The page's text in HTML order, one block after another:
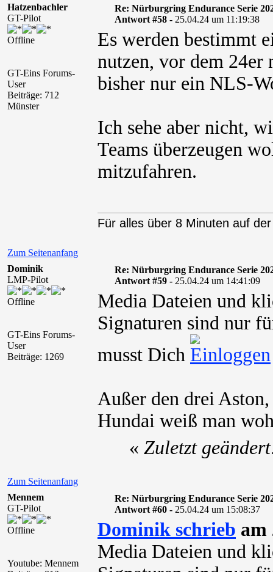
Hatzenbachler
GT-Pilot
Offline
GT-Eins Forums-
User
Beiträge: 712
Münster
Re: Nürburgring Endurance Serie
Antwort #58 - 25.04.24 um 11:19:38
Es werden bestimmt
nutzen, vor dem 24er
bisher nur ein NLS-
Ich sehe aber nicht,
Teams überzeugen
mitzufahren.
Zum Seitenanfang
Für alles über 8 Minuten auf
Dominik
LMP-Pilot
Offline
GT-Eins Forums-
User
Beiträge: 1269
Re: Nürburgring Endurance Serie
Antwort #59 - 25.04.24 um 14:41:09
Media Dateien und
Signaturen sind nur
musst Dich
Außer den drei
Hundai weiß man
Zum Seitenanfang
« Zuletzt
Mennem
GT-Pilot
Offline
Youtube: Mennem
Re: Nürburgring Endurance Serie
Antwort #60 - 25.04.24 um 15:08:37
Dominik schrieb am
Media Dateien und